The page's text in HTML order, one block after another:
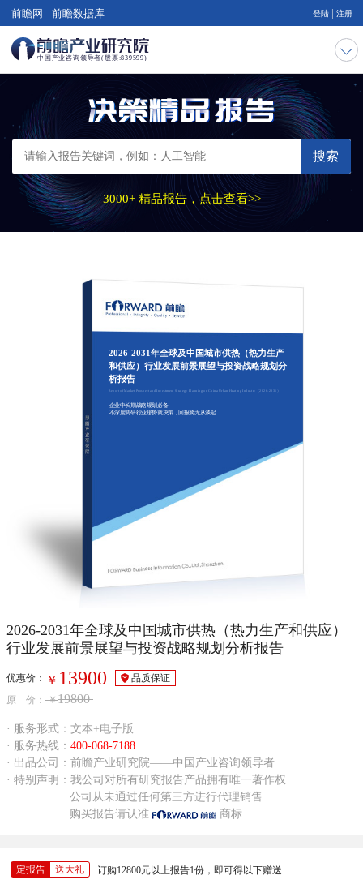
前瞻网 前瞻数据库 登陆 注册
搜索
3000+ 精品报告，点击查看>>
2026-2031年全球及中国城市供热（热力生产
和供应）行业发展前景展望与投资战略规划分
析报告
Report of Market Prospect and Investment Strategy Planning on China Urban Heating Industry（2026-2031）
企业中长期战略规划必备
不深度调研行业形势就决策，回报将无从谈起
2026-2031年全球及中国城市供热（热力生产和供应）
行业发展前景展望与投资战略规划分析报告
优惠价： ￥ 13900
品质保证
原 价： ￥19800
· 服务形式：文本+电子版
· 服务热线： 400-068-7188
· 出品公司：前瞻产业研究院——中国产业咨询领导者
· 特别声明：我公司对所有研究报告产品拥有唯一著作权
公司从未通过任何第三方进行代理销售
购买报告请认准
商标
定报告 送大礼 订购12800元以上报告1份，即可得以下赠送